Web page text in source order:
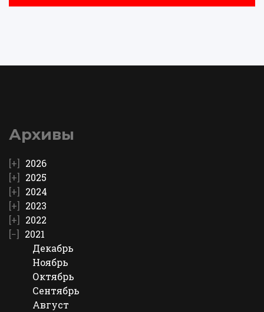
Архивы
2026
2025
2024
2023
2022
2021
Декабрь
Ноябрь
Октябрь
Сентябрь
Август